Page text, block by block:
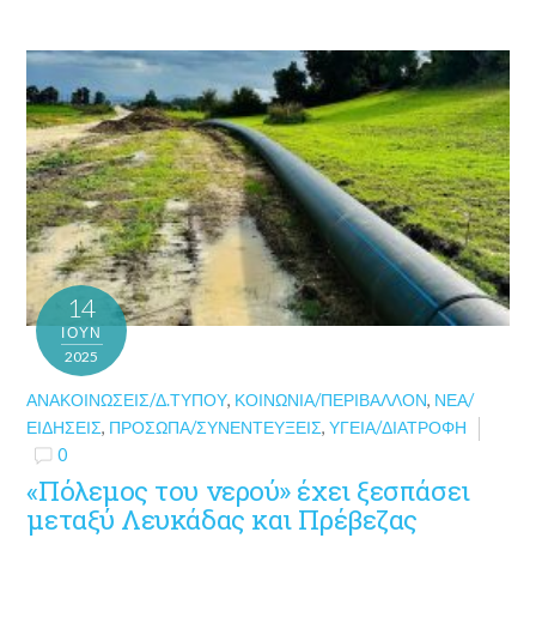
14
ΙΟΎΝ
2025
ΑΝΑΚΟΙΝΏΣΕΙΣ/Δ.ΤΎΠΟΥ, ΚΟΙΝΩΝΊΑ/ΠΕΡΙΒΆΛΛΟΝ, ΝΈΑ/
ΕΙΔΉΣΕΙΣ, ΠΡΌΣΩΠΑ/ΣΥΝΕΝΤΕΎΞΕΙΣ,ΥΓΕΊΑ/ΔΙΑΤΡΟΦΉ
0
«Πόλεμος του νερού» έχει ξεσπάσει
μεταξύ Λευκάδας και Πρέβεζας